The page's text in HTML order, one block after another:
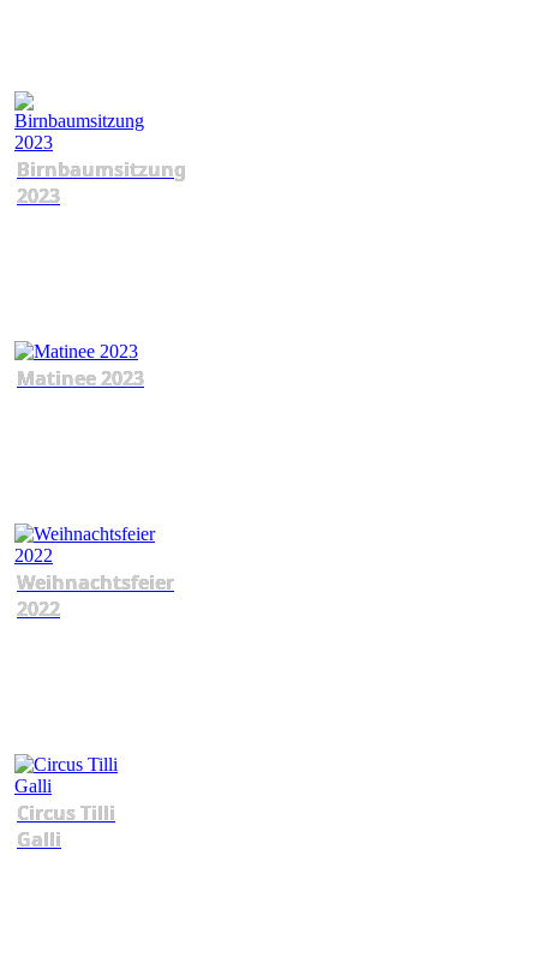
Birnbaumsitzung
2023
Matinee 2023
Weihnachtsfeier
2022
Circus Tilli
Galli